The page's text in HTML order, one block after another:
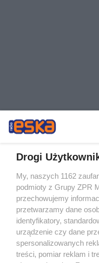
Żaden utwór zamieszczony w
rozpowszechniany lub dalej
tym także elektroniczny lub
eksploatacji w jakiejkolwiek
Internecie bez pisemnej
wykorzystanie utworów w
tzn. bez właściwej zgody, jest
ścigane prawnie.
Drogi
My, naszych 1162
podmioty z Grupy ZPR
przechowujemy
przetwarzamy dane
identyfikatory,
urządzenie czy dane
spersonalizowanych
treści, pomiar reklam i